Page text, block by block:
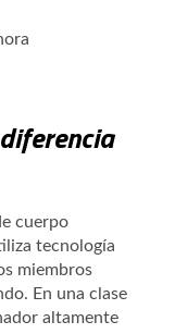
cuerpo
tecnología
miembros
En una clase
altamente